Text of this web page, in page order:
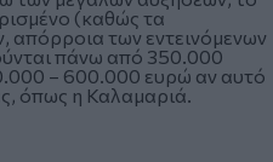
(καθώς τα
απόρροια των εντεινόμενων
πάνω από 350.000
– 600.000 ευρώ αν αυτό
όπως η Καλαμαριά.